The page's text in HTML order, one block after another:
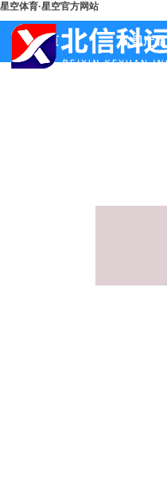
星空体育·星空官方网站
首页 公司产品